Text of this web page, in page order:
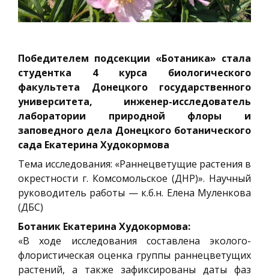
Победителем подсекции «Ботаника» стала
студентка 4 курса биологического
факультета Донецкого государственного
университета, инженер-исследователь
лаборатории природной флоры и
заповедного дела Донецкого ботанического
сада Екатерина Худокормова
Тема исследования: «Раннецветущие растения в
окрестности г. Комсомольское (ДНР)». Научный
руководитель работы — к.б.н. Елена Муленкова
(ДБС)
Ботаник Екатерина Худокормова:
«В ходе исследования составлена эколого-
флористическая оценка группы раннецветущих
растений, а также зафиксированы даты фаз